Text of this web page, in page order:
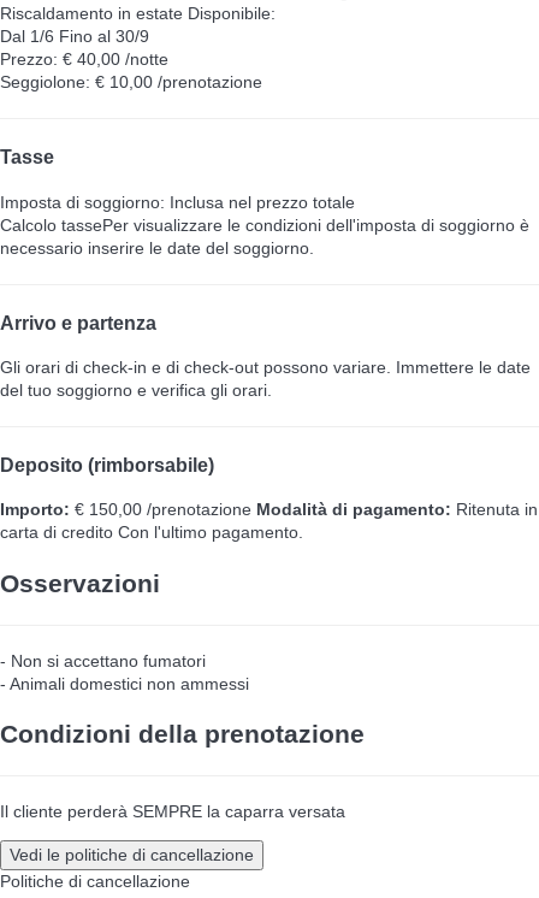
Riscaldamento in estate Disponibile:
Dal 1/6 Fino al 30/9
Prezzo: € 40,00 /notte
Seggiolone: € 10,00 /prenotazione
Tasse
Imposta di soggiorno: Inclusa nel prezzo totale
Calcolo tassePer visualizzare le condizioni dell'imposta di soggiorno è
necessario inserire le date del soggiorno.
Arrivo e partenza
Gli orari di check-in e di check-out possono variare. Immettere le date
del tuo soggiorno e verifica gli orari.
Deposito (rimborsabile)
Importo: € 150,00 /prenotazione Modalità di pagamento: Ritenuta in
carta di credito Con l'ultimo pagamento.
Osservazioni
- Non si accettano fumatori
- Animali domestici non ammessi
Condizioni della prenotazione
Il cliente perderà SEMPRE la caparra versata
Vedi le politiche di cancellazione
Politiche di cancellazione